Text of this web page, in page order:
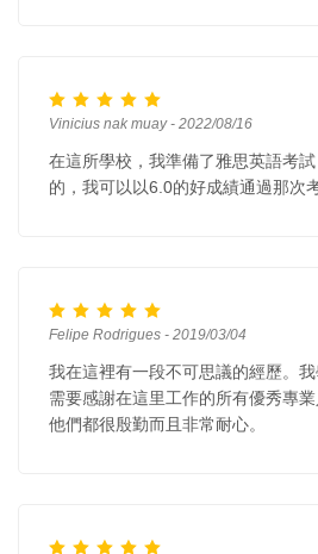
Vinicius nak muay - 2022/08/16
在這所學校，我準備了雅思英語考
的，我可以以6.0的好成績通過那次
Felipe Rodrigues - 2019/03/04
我在這裡有一段不可思議的經歷。
需要感謝在這里工作的所有優秀專
他們都很殷勤而且非常耐心。